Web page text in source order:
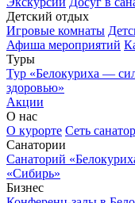
Детский отдых
Игровые комнаты
Афиша мероприятий
Туры
Тур «Белокуриха —
здоровью»
Акции
О нас
О курорте Сеть
Санатории
Санаторий
«Сибирь»
Бизнес